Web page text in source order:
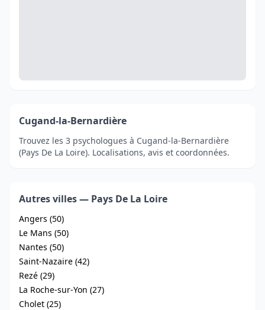
Cugand-la-Bernardière
Trouvez les 3 psychologues à Cugand-la-Bernardière
(Pays De La Loire). Localisations, avis et coordonnées.
Autres villes — Pays De La Loire
Angers (50)
Le Mans (50)
Nantes (50)
Saint-Nazaire (42)
Rezé (29)
La Roche-sur-Yon (27)
Cholet (25)